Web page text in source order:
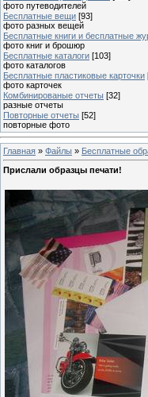
фото путеводителей
Бесплатные вещи [93]
фото разных вещей
Бесплатные книги и бесплатные
фото книг и брошюр
Бесплатные каталоги [103]
фото каталогов
Бесплатные пластиковые карточки
фото карточек
Комбинированые отчеты [32]
разные отчеты
Повторные отчеты [52]
повторные фото
Главная » Файлы » Бесплатные
Прислали образцы печати!